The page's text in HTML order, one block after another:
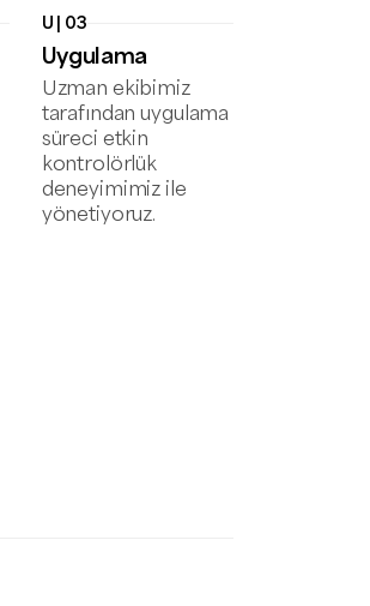
U | 03
Uygulama
Uzman ekibimiz
tarafından uygulama
süreci etkin
kontrolörlük
deneyimimiz ile
yönetiyoruz.